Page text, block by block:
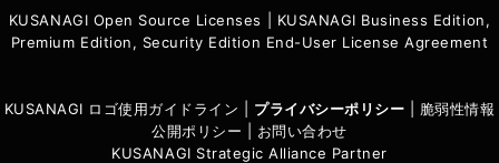
KUSANAGI Open Source Licenses
KUSANAGI Business Edition,
Premium Edition, Security Edition End-User License Agreement
KUSANAGI ロゴ使用ガイドライン プライバシーポリシー
脆弱性情報
公開ポリシー
お問い合わせ
KUSANAGI Strategic Alliance Partner